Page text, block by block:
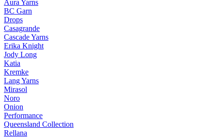
Aura Yarns
BC Garn
Drops
Casagrande
Cascade Yarns
Erika Knight
Jody Long
Katia
Kremke
Lang Yarns
Mirasol
Noro
Onion
Performance
Queensland Collection
Rellana